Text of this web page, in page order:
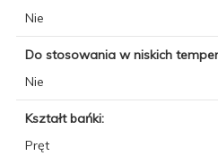
Nie
Do stosowania w niskich
Nie
Kształt bańki:
Pręt